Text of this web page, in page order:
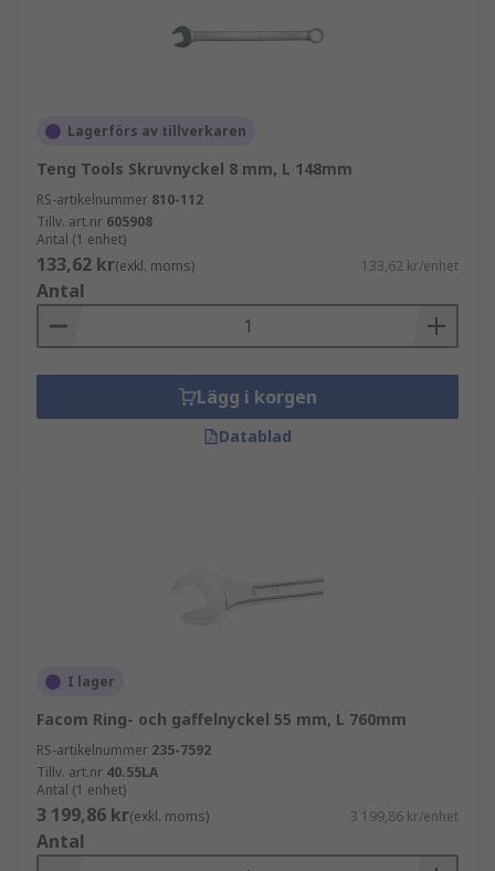
Lagerförs av tillverkaren
Teng Tools Skruvnyckel 8 mm, L 148mm
RS-artikelnummer 810-112
Tillv. art.nr 605908
Antal (1 enhet)
133,62 kr(exkl. moms) 133,62 kr/enhet
Antal
Lägg i korgen
Datablad
I lager
Facom Ring- och gaffelnyckel 55 mm, L 760mm
RS-artikelnummer 235-7592
Tillv. art.nr 40.55LA
Antal (1 enhet)
3 199,86 kr(exkl. moms) 3 199,86 kr/enhet
Antal